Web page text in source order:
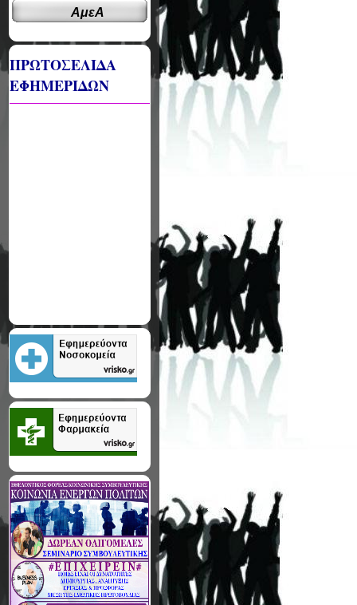
ΑμεΑ
ΠΡΩΤΟΣΕΛΙΔΑ
ΕΦΗΜΕΡΙΔΩΝ